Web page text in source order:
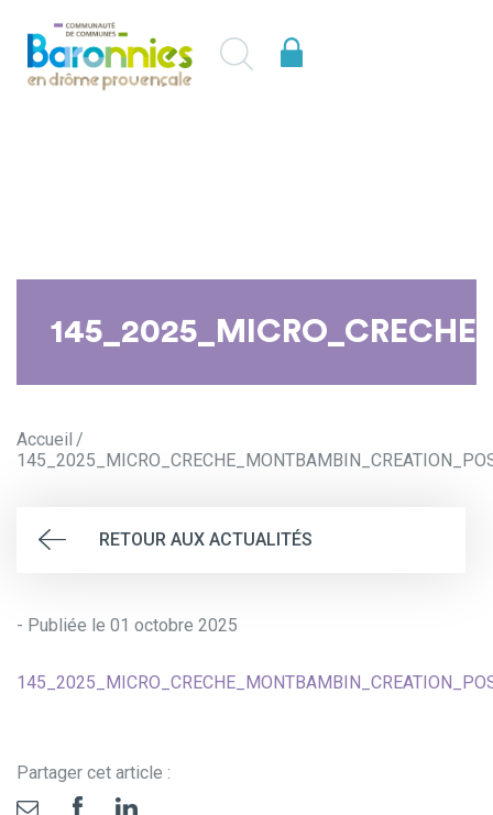
Accueil
RETOUR AUX ACTUALITÉS
- Publiée le 01 octobre 2025
Partager cet article :